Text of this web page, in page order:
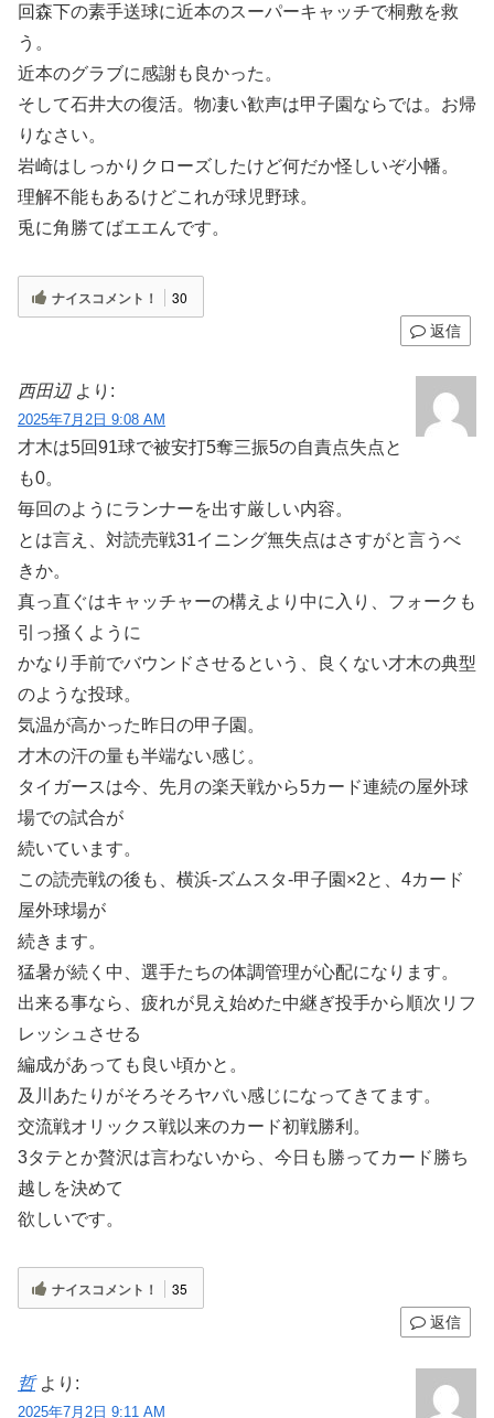
回森下の素手送球に近本のスーパーキャッチで桐敷を救
う。
近本のグラブに感謝も良かった。
そして石井大の復活。物凄い歓声は甲子園ならでは。お帰
りなさい。
岩崎はしっかりクローズしたけど何だか怪しいぞ小幡。
理解不能もあるけどこれが球児野球。
兎に角勝てばエエんです。
ナイスコメント！ 30
返信
西田辺 より:
2025年7月2日 9:08 AM
才木は5回91球で被安打5奪三振5の自責点失点と
も0。
毎回のようにランナーを出す厳しい内容。
とは言え、対読売戦31イニング無失点はさすがと言うべ
きか。
真っ直ぐはキャッチャーの構えより中に入り、フォークも
引っ掻くように
かなり手前でバウンドさせるという、良くない才木の典型
のような投球。
気温が高かった昨日の甲子園。
才木の汗の量も半端ない感じ。
タイガースは今、先月の楽天戦から5カード連続の屋外球
場での試合が
続いています。
この読売戦の後も、横浜-ズムスタ-甲子園×2と、4カード
屋外球場が
続きます。
猛暑が続く中、選手たちの体調管理が心配になります。
出来る事なら、疲れが見え始めた中継ぎ投手から順次リフ
レッシュさせる
編成があっても良い頃かと。
及川あたりがそろそろヤバい感じになってきてます。
交流戦オリックス戦以来のカード初戦勝利。
3タテとか贅沢は言わないから、今日も勝ってカード勝ち
越しを決めて
欲しいです。
ナイスコメント！ 35
返信
哲 より:
2025年7月2日 9:11 AM